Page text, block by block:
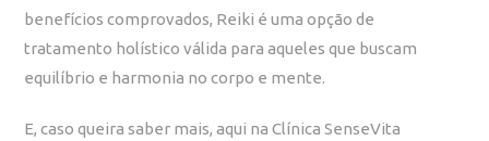
benefícios comprovados, Reiki é uma opção de
tratamento holístico válida para aqueles que buscam
equilíbrio e harmonia no corpo e mente.
E, caso queira saber mais, aqui naClínica SenseVita